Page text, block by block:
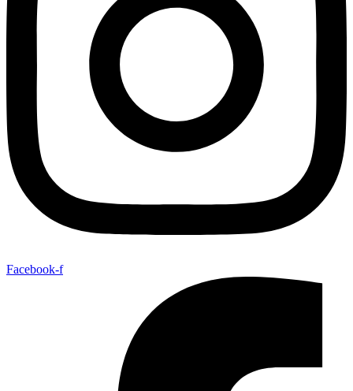
Facebook-f